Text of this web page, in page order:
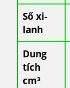
Số xi-
lanh
Dung
tích
cm³